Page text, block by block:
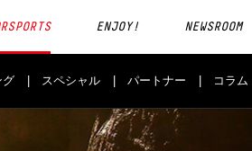
ENJOY! NEWSROOM
グ スペシャル パートナー コラム